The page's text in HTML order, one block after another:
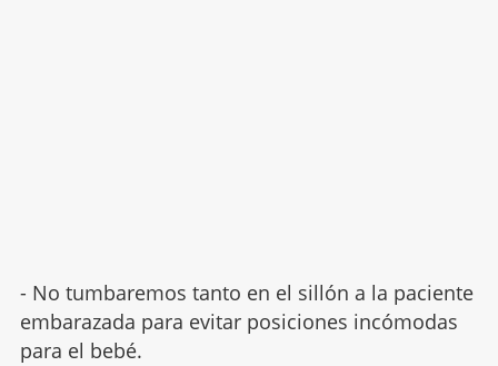
- No tumbaremos tanto en el sillón a la paciente
embarazada para evitar posiciones incómodas
para el bebé.